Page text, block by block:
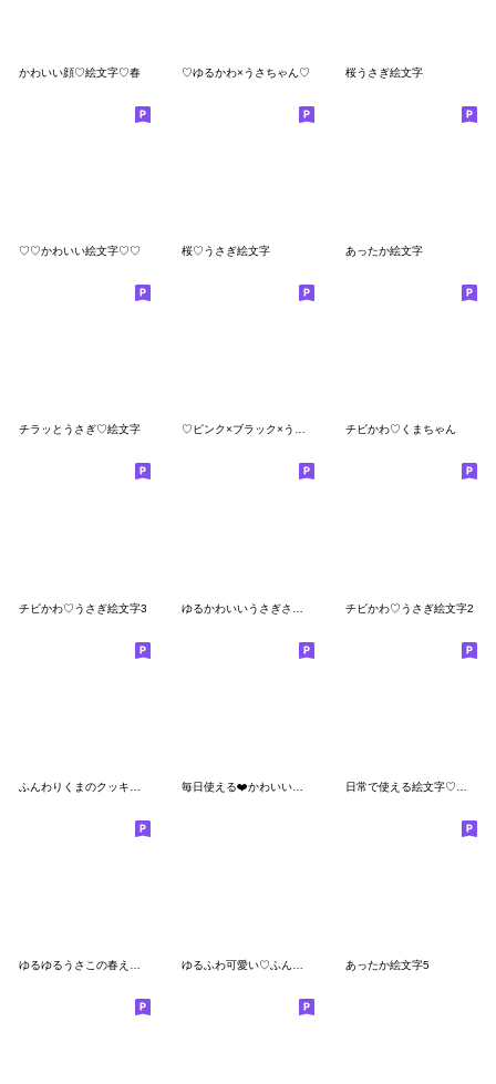
かわいい顔♡絵文字♡春 ♡ゆるかわ×うさちゃん♡ 桜うさぎ絵文字
♡♡かわいい絵文字♡♡ 桜♡うさぎ絵文字 あったか絵文字
チラッとうさぎ♡絵文字 ♡ピンク×ブラック×うさちゃん×敬語♡ チビかわ♡くまちゃん
チビかわ♡うさぎ絵文字3 チビかわ♡うさぎ絵文字2
ゆるゆるうさこの春えもじ ゆるふわ可愛い♡ふんわり絵文字2 あったか絵文字5